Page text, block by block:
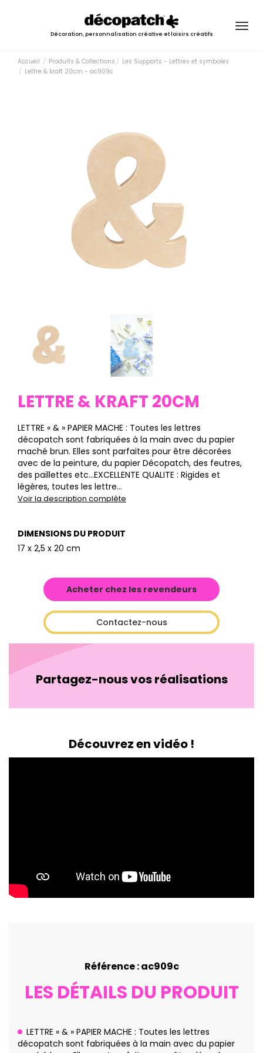
Décoration, personnalisation créative et loisirs créatifs
Accueil Produits & Collections
Les Supports - Lettres et symboles
Lettre & kraft 20cm - ac909c
LETTRE & KRAFT 20CM
LETTRE « & » PAPIER MACHE : Toutes les lettres
décopatch sont fabriquées à la main avec du papier
maché brun. Elles sont parfaites pour être décorées
avec de la peinture, du papier Décopatch, des feutres,
des paillettes etc…EXCELLENTE QUALITE : Rigides et
légères, toutes les lettre...
Voir la description complète
DIMENSIONS DU PRODUIT
17 x 2,5 x 20 cm
Acheter chez les revendeurs
Contactez-nous
Partagez-nous vos réalisations
Découvrez en vidéo !
Référence : ac909c
LES DÉTAILS DU PRODUIT
LETTRE « & » PAPIER MACHE : Toutes les lettres
décopatch sont fabriquées à la main avec du papier